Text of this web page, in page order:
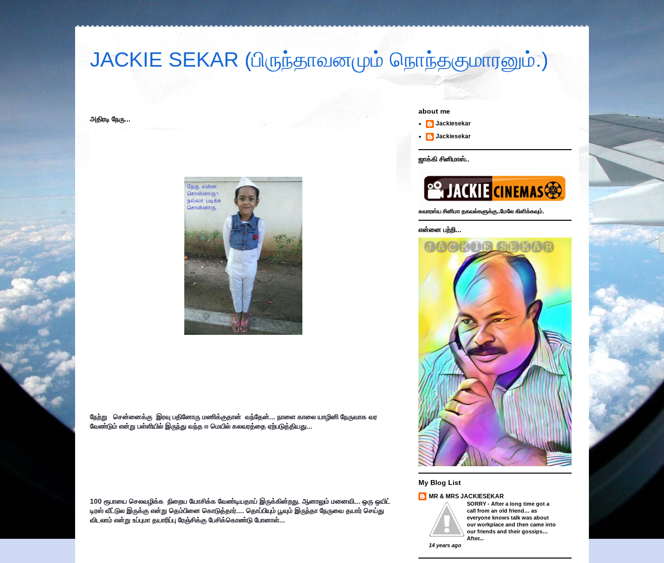
JACKIE SEKAR (பிருந்தாவனமும் நொந்தகுமாரனும்.)
அதிரடி நேரு...
நேற்று   சென்னைக்கு  இரவு பதினோரு மணிக்குதான்  வந்தேன்... நாளை காலை யாழினி நேருவாக வர
வேண்டும் என்று பள்ளியில் இருந்து வந்த ஈ மெயில் கலவரத்தை ஏற்படுத்தியது...
100 ரூபாயை செலவழிக்க  நிறைய யோசிக்க வேண்டியதாய் இருக்கின்றது. ஆனாலும் மனைவி... ஒரு ஒயிட்
டிரஸ் வீட்டுல இருக்கு என்று தெம்பினை கொடுத்தார்.... தொப்பியும் பூவும் இருந்தா நேருவை தயார் செய்து
விடலாம் என்று உப்புமா தயாரிப்பு ரேஞ்சிக்கு பேசிக்கொண்டு போனாள்...
about me
Jackiesekar
Jackiesekar
ஜாக்கி சினிமாஸ்..
சுவாரஸ்ய சினிமா தகவல்களுக்கு..மேலே கிளிக்கவும்.
என்னை பற்றி...
My Blog List
MR & MRS JACKIESEKAR
SORRY - After a long time got a
call from an old friend… as
everyone knows talk was about
our workplace and then came into
our friends and their gossips…
After...
14 years ago